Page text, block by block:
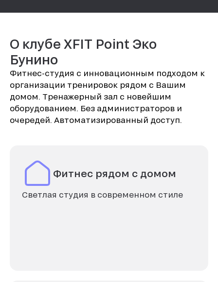
О клубе XFIT Point Эко
Бунино
Фитнес-студия с инновационным подходом к
организации тренировок рядом с Вашим
домом. Тренажерный зал с новейшим
оборудованием. Без администраторов и
очередей. Автоматизированный доступ.
Фитнес рядом с домом
Светлая студия в современном стиле